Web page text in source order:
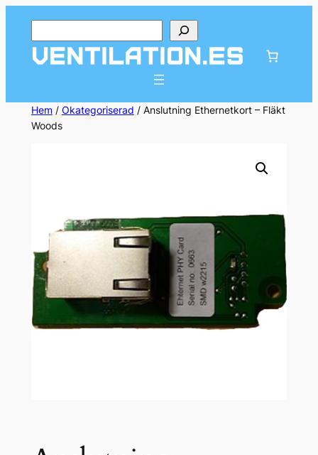
innehåll
Hem/ Okategoriserad / Anslutning Ethernetkort – Fläkt
Woods